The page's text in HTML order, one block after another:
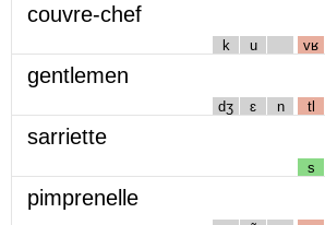
couvre-chef
k u vʁ
gentlemen
dʒ ɛ n tl
sarriette
s
pimprenelle